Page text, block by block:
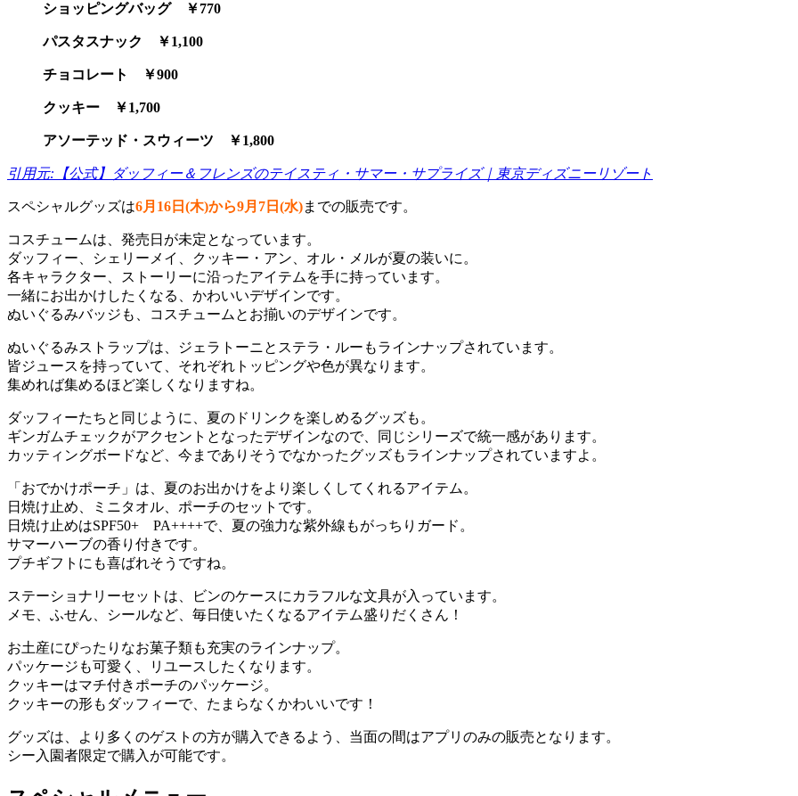
ショッピングバッグ ￥770
パスタスナック ￥1,100
チョコレート ￥900
クッキー ￥1,700
アソーテッド・スウィーツ ￥1,800
引用元:【公式】ダッフィー＆フレンズのテイスティ・サマー・サプライズ｜東京ディズニーリゾート
スペシャルグッズは6月16日(木)から9月7日(水)までの販売です。
コスチュームは、発売日が未定となっています。
ダッフィー、シェリーメイ、クッキー・アン、オル・メルが夏の装いに。
各キャラクター、ストーリーに沿ったアイテムを手に持っています。
一緒にお出かけしたくなる、かわいいデザインです。
ぬいぐるみバッジも、コスチュームとお揃いのデザインです。
ぬいぐるみストラップは、ジェラトーニとステラ・ルーもラインナップされています。
皆ジュースを持っていて、それぞれトッピングや色が異なります。
集めれば集めるほど楽しくなりますね。
ダッフィーたちと同じように、夏のドリンクを楽しめるグッズも。
ギンガムチェックがアクセントとなったデザインなので、同じシリーズで統一感があります。
カッティングボードなど、今までありそうでなかったグッズもラインナップされていますよ。
「おでかけポーチ」は、夏のお出かけをより楽しくしてくれるアイテム。
日焼け止め、ミニタオル、ポーチのセットです。
日焼け止めはSPF50+ PA++++で、夏の強力な紫外線もがっちりガード。
サマーハーブの香り付きです。
プチギフトにも喜ばれそうですね。
ステーショナリーセットは、ビンのケースにカラフルな文具が入っています。
メモ、ふせん、シールなど、毎日使いたくなるアイテム盛りだくさん！
お土産にぴったりなお菓子類も充実のラインナップ。
パッケージも可愛く、リユースしたくなります。
クッキーはマチ付きポーチのパッケージ。
クッキーの形もダッフィーで、たまらなくかわいいです！
グッズは、より多くのゲストの方が購入できるよう、当面の間はアプリのみの販売となります。
シー入園者限定で購入が可能です。